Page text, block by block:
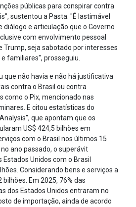
públicas para conspirar contra
sustentou a Pasta. "É lastimável
diálogo e articulação que o Governo
com envolvimento pessoal
Trump, seja sabotado por interesses
familiares", prosseguiu.
que não havia e não há justificativa
contra o Brasil ou contra
como o Pix, mencionado nas
E citou estatísticas do
que apontam que os
US$ 424,5 bilhões em
com o Brasil nos últimos 15
ano passado, o superávit
Unidos com o Brasil
Considerando bens e serviços a
Em 2025, 76% das
dos Estados Unidos entraram no
de importação, ainda de acordo